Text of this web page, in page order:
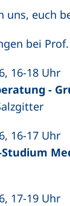
uns, euch
bei
16-18 Uhr
-
16-17 Uhr
17-19 Uhr